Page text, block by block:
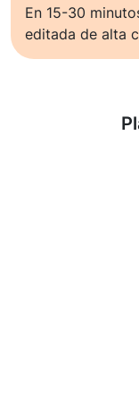
En 15-30
editada de alta